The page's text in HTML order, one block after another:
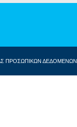
ΠΡΟΣΩΠΙΚΩΝ ΔΕΔΟΜΕΝΩΝ